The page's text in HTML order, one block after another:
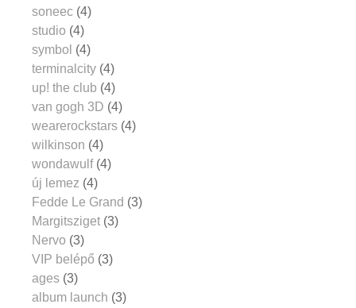
soneec (4)
studio (4)
symbol (4)
terminalcity (4)
up! the club (4)
van gogh 3D (4)
wearerockstars (4)
wilkinson (4)
wondawulf (4)
új lemez (4)
Fedde Le Grand (3)
Margitsziget (3)
Nervo (3)
VIP belépő (3)
ages (3)
album launch (3)